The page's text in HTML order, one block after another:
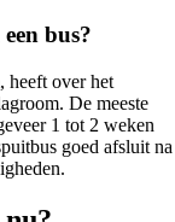
bus?
heeft over het
De meeste
1 tot 2 weken
goed afsluit na